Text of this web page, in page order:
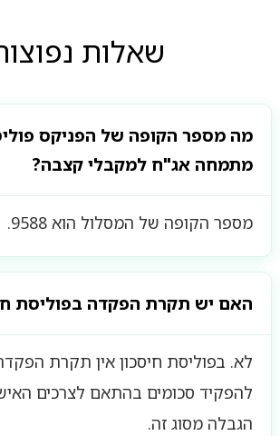
שאלות
מה מספר הקופה של הפניקס
מתמחה אג"ח למקבלי קצבה?
מספר הקופה של המסלול הוא 9588.
האם יש תקרת הפקדה בפוליסת
לא. בפוליסת חיסכון אין תקרת
להפקיד סכומים בהתאם לצרכים
הגבלה מסוג זה.